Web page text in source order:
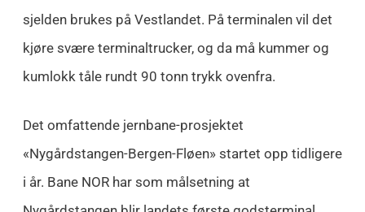
sjelden brukes på Vestlandet. På terminalen vil det
kjøre svære terminaltrucker, og da må kummer og
kumlokk tåle rundt 90 tonn trykk ovenfra.
Det omfattende jernbane-prosjektet
«Nygårdstangen-Bergen-Fløen» startet opp tidligere
i år. Bane NOR har som målsetning at